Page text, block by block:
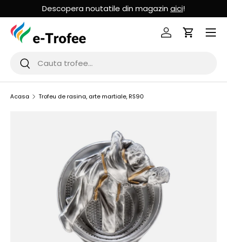
MERGI LA CONTINUT
Descopera noutatile din magazin aici!
Cauta
Cauta
Logheaza-te
Cos de
Acasa Trofeu de rasina, arte martiale, RS90
SARI LA INFORMATIILE PRODUSULUI